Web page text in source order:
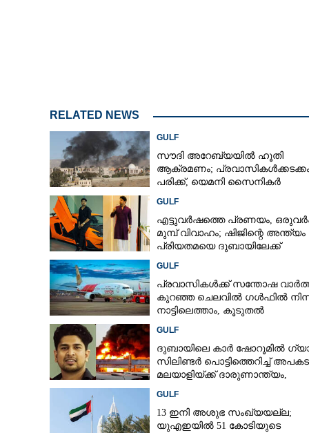
RELATED NEWS
GULF
സൗദി അറേബ്യയിൽ ഹൂതി
ആക്രമണം;
പരിക്ക്, യെമനി സൈനികർ
GULF
എട്ടുവർഷത്തെ പ്രണയം,​
മുമ്പ് വിവാഹം; ഷിജിന്റെ അന്ത്യം
പ്രിയതമയെ ദുബായിലേക്ക്
GULF
പ്രവാസികൾക്ക് സന്തോഷ
കുറഞ്ഞ ചെലവിൽ ഗൾഫിൽ
നാട്ടിലെത്താം,​ കൂടുതൽ
GULF
ദുബായിലെ കാർ ഷോറൂമിൽ
സിലിണ്ടർ പൊട്ടിത്തെറിച്ച്
മലയാളിയ്ക്ക് ദാരുണാന്ത്യം,
GULF
13 ഇനി അശുഭ സംഖ്യയല്ല;
യുഎഇയിൽ 51 കോടിയുടെ